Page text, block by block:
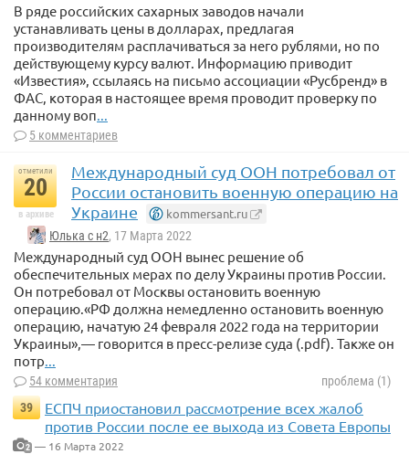
США erased Ливию фром the map. При этом, стерли Ливию
не ластиком со школьной контурной карты, а стерли
бомбами. И этот список, что творит США в мире, можно
продолжать очень долго.
В ряде российских сахарных заводов начали
устанавливать цены в долларах, предлагая
производителям расплачиваться за него рублями, но по
действующему курсу валют. Информацию приводит
«Известия», ссылаясь на письмо ассоциации «Русбренд» в
ФАС, которая в настоящее время проводит проверку по
данному воп
5 комментариев
отметили
20
в архиве
Международный суд ООН потребовал от
России остановить военную операцию на
Украине
kommersant.ru
Юлька с н2, 17 Марта 2022
Международный суд ООН вынес решение об
обеспечительных мерах по делу Украины против России.
Он потребовал от Москвы остановить военную
операцию.«РФ должна немедленно остановить военную
операцию, начатую 24 февраля 2022 года на территории
Украины»,— говорится в пресс-релизе суда (.pdf). Также он
потр...
54 комментария
проблема (1)
39
ЕСПЧ приостановил рассмотрение всех жалоб
против России после ее выхода из Совета Европы
2 — 16 Марта 2022